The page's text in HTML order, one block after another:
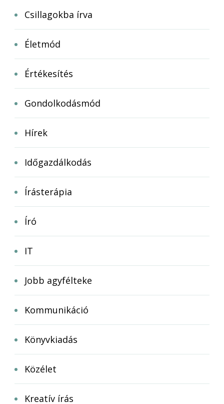
Csillagokba írva
Életmód
Értékesítés
Gondolkodásmód
Hírek
Időgazdálkodás
Írásterápia
Író
IT
Jobb agyfélteke
Kommunikáció
Könyvkiadás
Közélet
Kreatív írás